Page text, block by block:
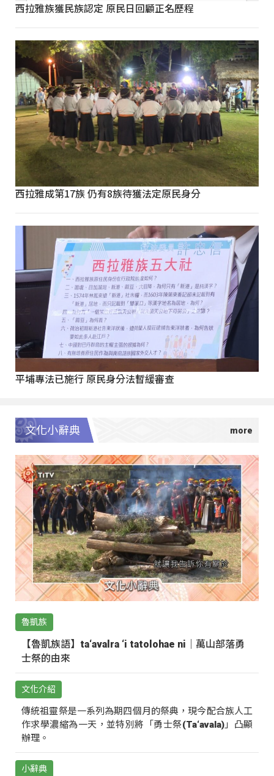
西拉雅族獲民族認定 原民日回顧正名歷程
西拉雅成第17族 仍有8族待獲法定原民身分
平埔專法已施行 原民身分法暫緩審查
文化小辭典
魯凱族
【魯凱族語】ta‘avalra ‘i tatolohae ni｜萬山部落勇
士祭的由來
文化介紹
傳統祖靈祭是一系列為期四個月的祭典，現今配合族人工
作求學濃縮為一天，並特別將「勇士祭(Ta‘avala)」凸顯
辦理。
小辭典